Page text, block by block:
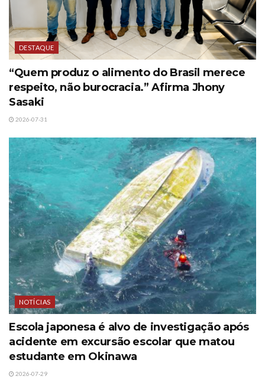
DESTAQUE
“Quem produz o alimento do Brasil merece
respeito, não burocracia.” Afirma Jhony
Sasaki
2026-07-31
NOTÍCIAS
Escola japonesa é alvo de investigação após
acidente em excursão escolar que matou
estudante em Okinawa
2026-07-29